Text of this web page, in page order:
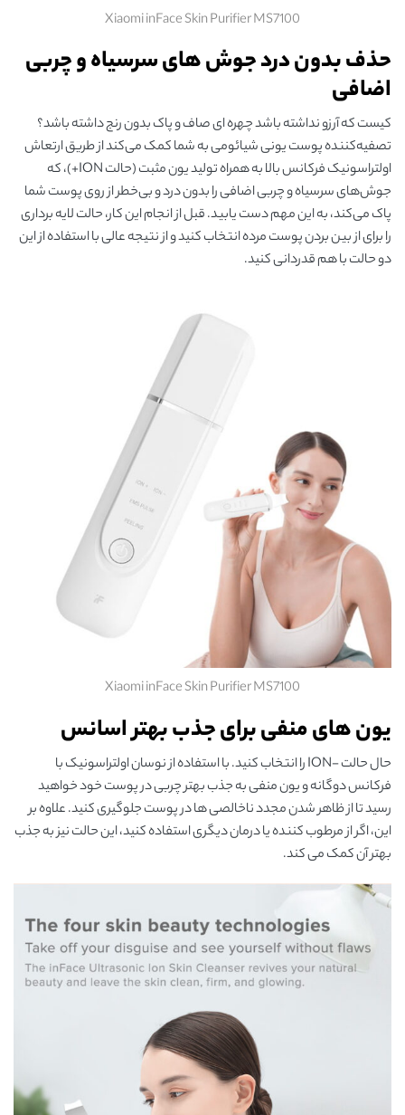
Xiaomi inFace Skin Purifier MS7100
حذف بدون درد جوش های سرسیاه و چربی
اضافی
کیست که آرزو نداشته باشد چهره ای صاف و پاک بدون رنج داشته باشد؟
تصفیه‌کننده پوست یونی شیائومی به شما کمک می‌کند از طریق ارتعاش
اولتراسونیک فرکانس بالا به همراه تولید یون مثبت (حالت ION+)، که
جوش‌های سرسیاه و چربی اضافی را بدون درد و بی‌خطر از روی پوست شما
پاک می‌کند، به این مهم دست یابید. قبل از انجام این کار، حالت لایه برداری
را برای از بین بردن پوست مرده انتخاب کنید و از نتیجه عالی با استفاده از این
دو حالت با هم قدردانی کنید.
Xiaomi inFace Skin Purifier MS7100
یون های منفی برای جذب بهتر اسانس
حال حالت -ION را انتخاب کنید. با استفاده از نوسان اولتراسونیک با
فرکانس دوگانه و یون منفی به جذب بهتر چربی در پوست خود خواهید
رسید تا از ظاهر شدن مجدد ناخالصی ها در پوست جلوگیری کنید. علاوه بر
این، اگر از مرطوب کننده یا درمان دیگری استفاده کنید، این حالت نیز به جذب
بهتر آن کمک می کند.